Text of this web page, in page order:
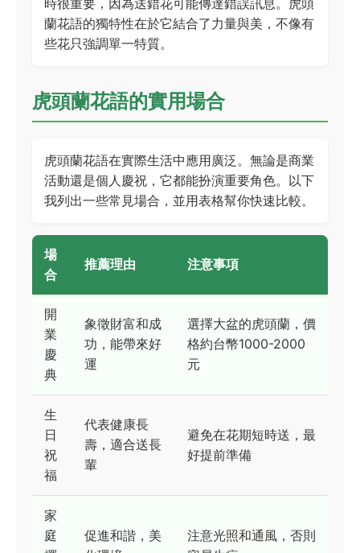
時很重要，因為送錯花可能傳達錯誤訊息。虎頭
蘭花語的獨特性在於它結合了力量與美，不像有
些花只強調單一特質。
虎頭蘭花語的實用場合
虎頭蘭花語在實際生活中應用廣泛。無論是商業
活動還是個人慶祝，它都能扮演重要角色。以下
我列出一些常見場合，並用表格幫你快速比較。
場
合
推薦理由 注意事項
開
業
慶
典
象徵財富和成
功，能帶來好
運
選擇大盆的虎頭蘭，價
格約台幣1000-2000
元
生
日
祝
福
代表健康長
壽，適合送長
輩
避免在花期短時送，最
好提前準備
家
庭
促進和諧，美
注意光照和通風，否則